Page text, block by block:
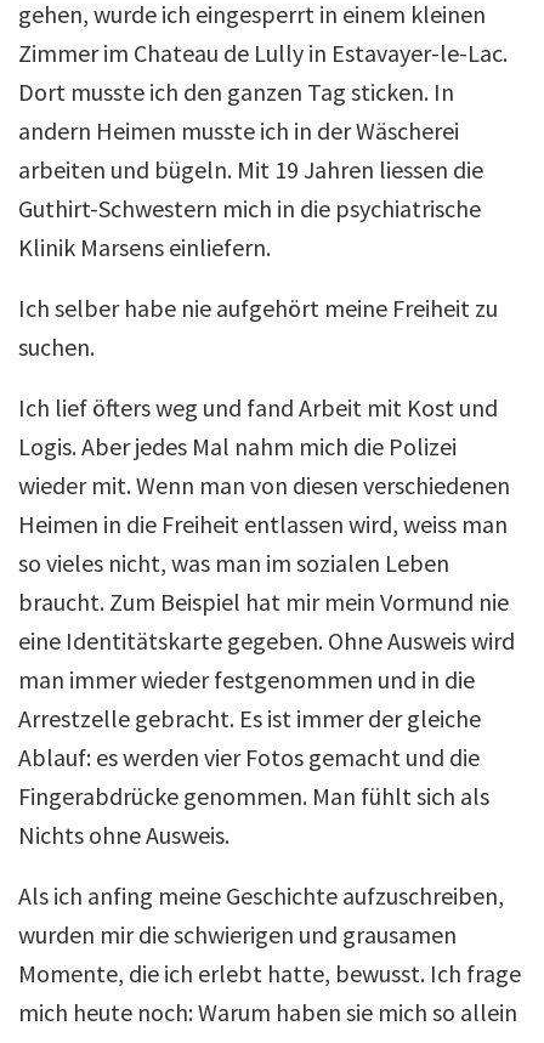
gehen, wurde ich eingesperrt in einem kleinen
Zimmer im Chateau de Lully in Estavayer-le-Lac.
Dort musste ich den ganzen Tag sticken. In
andern Heimen musste ich in der Wäscherei
arbeiten und bügeln. Mit 19 Jahren liessen die
Guthirt-Schwestern mich in die psychiatrische
Klinik Marsens einliefern.
Ich selber habe nie aufgehört meine Freiheit zu
suchen.
Ich lief öfters weg und fand Arbeit mit Kost und
Logis. Aber jedes Mal nahm mich die Polizei
wieder mit. Wenn man von diesen verschiedenen
Heimen in die Freiheit entlassen wird, weiss man
so vieles nicht, was man im sozialen Leben
braucht. Zum Beispiel hat mir mein Vormund nie
eine Identitätskarte gegeben. Ohne Ausweis wird
man immer wieder festgenommen und in die
Arrestzelle gebracht. Es ist immer der gleiche
Ablauf: es werden vier Fotos gemacht und die
Fingerabdrücke genommen. Man fühlt sich als
Nichts ohne Ausweis.
Als ich anfing meine Geschichte aufzuschreiben,
wurden mir die schwierigen und grausamen
Momente, die ich erlebt hatte, bewusst. Ich frage
mich heute noch: Warum haben sie mich so allein